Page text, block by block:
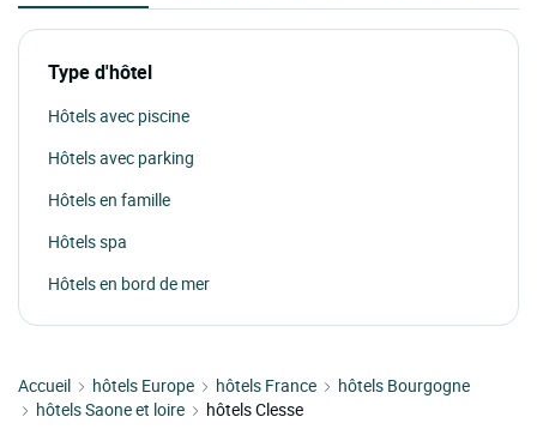
Type d'hôtel
Hôtels avec piscine
Hôtels avec parking
Hôtels en famille
Hôtels spa
Hôtels en bord de mer
Accueil hôtels Europe hôtels France
hôtels Bourgogne
hôtels Saone et loire
hôtels Clesse